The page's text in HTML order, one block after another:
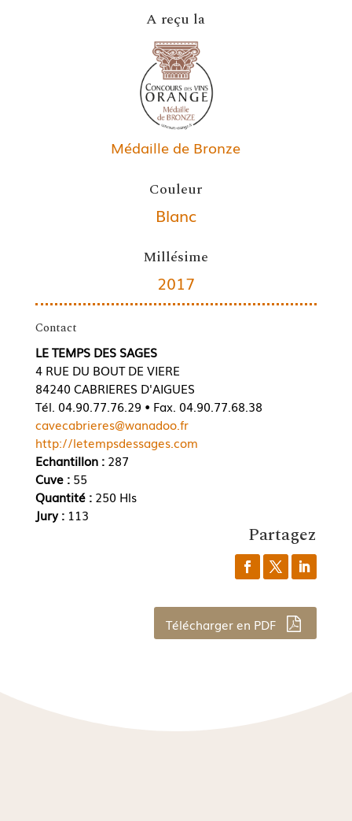
A reçu la
Médaille de Bronze
Couleur
Blanc
Millésime
2017
Contact
LE TEMPS DES SAGES
4 RUE DU BOUT DE VIERE
84240 CABRIERES D'AIGUES
Tél. 04.90.77.76.29 • Fax. 04.90.77.68.38
cavecabrieres@wanadoo.fr
http://letempsdessages.com
Echantillon :287
Cuve : 55
Quantité : 250 Hls
Jury : 113
Partagez
Télécharger en PDF